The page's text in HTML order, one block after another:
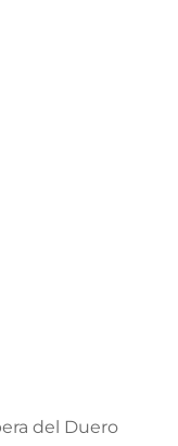
del Duero